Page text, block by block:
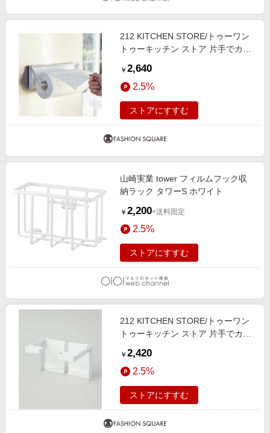
212 KITCHEN STORE/トゥーワン
トゥーキッチン ストア 片手でカッ
ルダー WH 山崎実業 ＜tower タワ
ー＞ ホワイト(879) 00(FREE)
￥ 2,640
2.5%
ストアにすすむ
山崎実業 tower フィルムフック収
納ラック タワーS ホワイト
￥ 2,200+送料固定
2.5%
ストアにすすむ
212 KITCHEN STORE/トゥーワン
トゥーキッチン ストア 片手でカッ
ーパーホルダー WH 山崎実業 ＜
tower タワー＞ その他 00(FREE)
￥ 2,420
2.5%
ストアにすすむ